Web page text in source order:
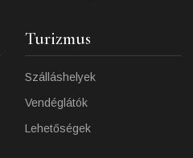
Turizmus
Szálláshelyek
Vendéglátók
Lehetőségek